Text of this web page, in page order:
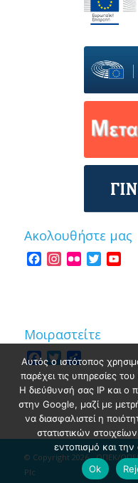
Ακολουθήστε μας
Facebook
Instagram
Flickr Twitter
Μοιραστείτε
Facebook
Twitter
Share
© Copyright 2026 - ΟΠΕΚ/
Plc
Αυτός ο ιστότοπος
παρέχει τις υπηρεσίες
Η διεύθυνσή σας IP και ο
στην Google, μαζί με
να διασφαλιστεί η
στατιστικών
εντοπισμό και
Ok